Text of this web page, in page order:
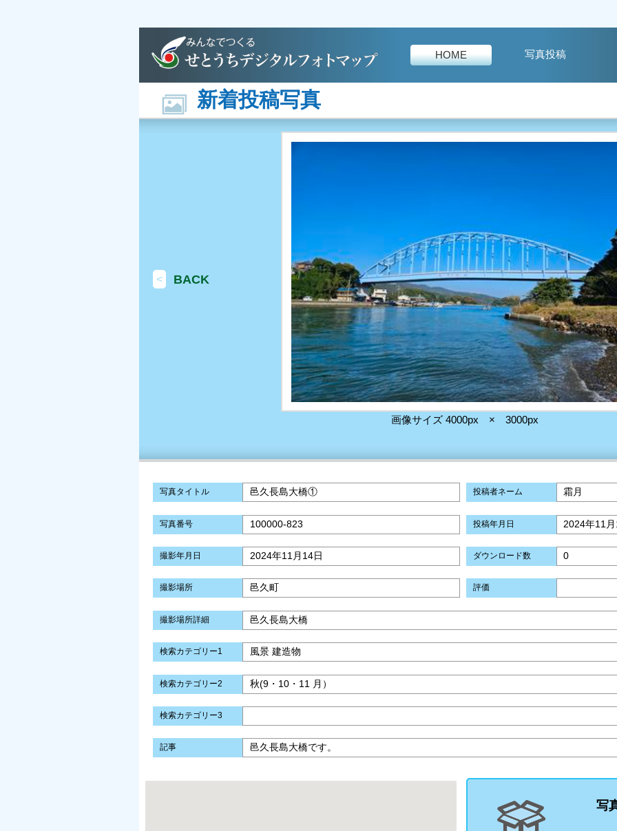
HOME 写真投稿
新着投稿写真
< BACK
画像サイズ 4000px × 3000px
写真タイトル 邑久長島大橋① 投稿者ネーム 霜月
写真番号 100000-823 投稿年月日 2024年11
撮影年月日 2024年11月14日 ダウンロード数 0
撮影場所 邑久町 評価
撮影場所詳細 邑久長島大橋
検索カテゴリー1 風景 建造物
検索カテゴリー2 秋(9・10・11 月）
検索カテゴリー3
記事 邑久長島大橋です。
写